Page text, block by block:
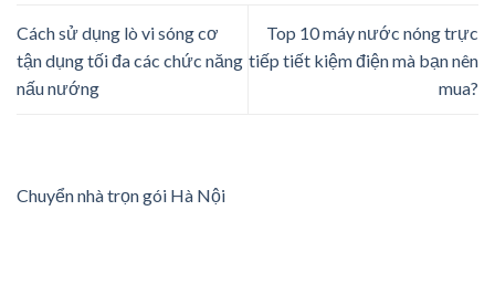
Cách sử dụng lò vi sóng cơ
tận dụng tối đa các chức năng
nấu nướng
Top 10 máy nước nóng trực
tiếp tiết kiệm điện mà bạn nên
mua?
Chuyển nhà trọn gói Hà Nội